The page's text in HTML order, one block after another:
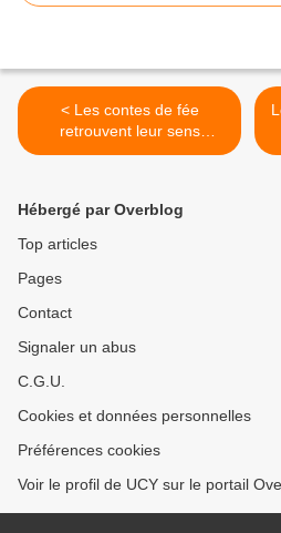
< Les contes de fée
retrouvent leur sens
spirituel
Hébergé par Overblog
Top articles
Pages
Contact
Signaler un abus
C.G.U.
Cookies et données personnelles
Préférences cookies
Voir le profil de UCY sur le portail